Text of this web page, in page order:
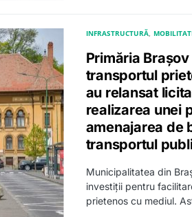
INFRASTRUCTURĂ
Primăria
transportul
au relansat
realizarea unei
amenajarea de
transportul
Municipalitatea din
investiții pentru
prietenos cu mediul.